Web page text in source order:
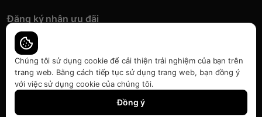
Đăng ký nhận ưu đãi
Đăng kí để nhận thông tin ưu đãi sớm nhất.
Bàn quyền thuộc về Japansport | Cung cấp bởiSapo
Chúng tôi sử dụng cookie để cải thiện trải nghiệm của bạn trên
trang web. Bằng cách tiếp tục sử dụng trang web, bạn đồng ý
với việc sử dụng cookie của chúng tôi.
Đồng ý